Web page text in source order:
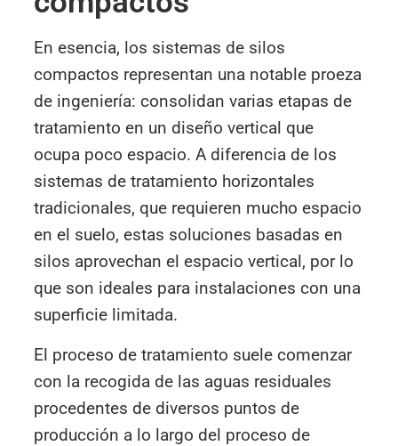
En esencia, los sistemas de silos
compactos representan una notable proeza
de ingeniería: consolidan varias etapas de
tratamiento en un diseño vertical que
ocupa poco espacio. A diferencia de los
sistemas de tratamiento horizontales
tradicionales, que requieren mucho espacio
en el suelo, estas soluciones basadas en
silos aprovechan el espacio vertical, por lo
que son ideales para instalaciones con una
superficie limitada.
El proceso de tratamiento suele comenzar
con la recogida de las aguas residuales
procedentes de diversos puntos de
producción a lo largo del proceso de